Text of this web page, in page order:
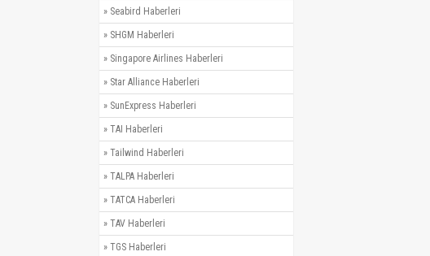
» Seabird Haberleri
» SHGM Haberleri
» Singapore Airlines Haberleri
» Star Alliance Haberleri
» SunExpress Haberleri
» TAI Haberleri
» Tailwind Haberleri
» TALPA Haberleri
» TATCA Haberleri
» TAV Haberleri
» TGS Haberleri